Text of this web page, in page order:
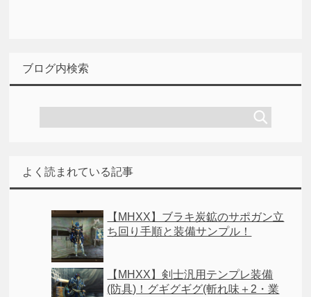
ブログ内検索
よく読まれている記事
【MHXX】ブラキ炭鉱のサポガン立
ち回り手順と装備サンプル！
【MHXX】剣士汎用テンプレ装備
(防具)！グギグギグ(斬れ味＋2・業